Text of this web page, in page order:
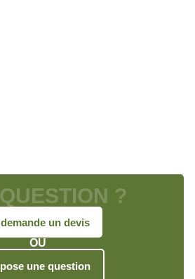
?
un devis
OU
une question